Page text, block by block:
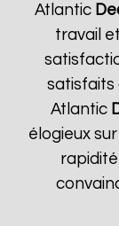
Atlantic
travail
satisfaits
Atlantic
élogieux